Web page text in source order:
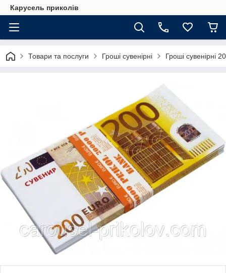
Карусель приколів
Товари та послуги Гроші сувенірні Гроші сувенірні